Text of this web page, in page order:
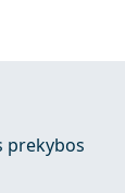
prekybos